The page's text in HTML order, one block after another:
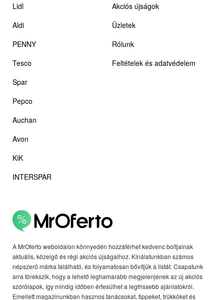
A MrOferto weboldalon könnyedén hozzáférhet kedvenc boltjainak
aktuális, közelgő és régi akciós újságaihoz. Kínálatunkban számos
népszerű márka található, és folyamatosan bővítjük a listát. Csapatunk
arra törekszik, hogy a lehető leghamarabb megjelenjenek az új akciós
szórólapok, így mindig időben értesülhet a legfrissebb ajánlatokról.
Emellett magazinunkban hasznos tanácsokat, tippeket, trükköket és
Lidl
Aldi
PENNY
Tesco
Spar
Pepco
Auchan
Avon
KiK
INTERSPAR
Akciós újságok
Üzletek
Rólunk
Feltételek és adatvédelem